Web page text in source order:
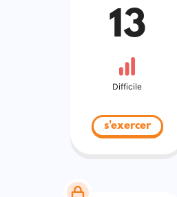
13
Difficile
s'exercer